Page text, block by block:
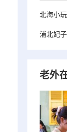
北海小
浦北妃
老外